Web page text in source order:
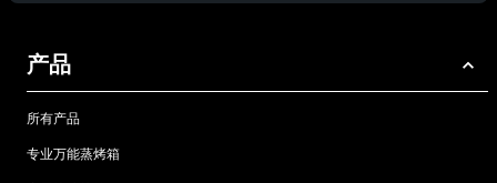
产品
所有产品
专业万能蒸烤箱